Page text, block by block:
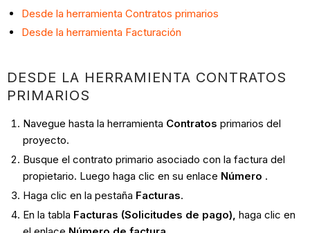
Desde la herramienta Contratos primarios
Desde la herramienta Facturación
DESDE LA HERRAMIENTA CONTRATOS
PRIMARIOS
Navegue hasta la herramienta Contratos primarios del
proyecto.
Busque el contrato primario asociado con la factura del
propietario. Luego haga clic en su enlace Número .
Haga clic en la pestaña Facturas.
En la tabla Facturas (Solicitudes de pago), haga clic en